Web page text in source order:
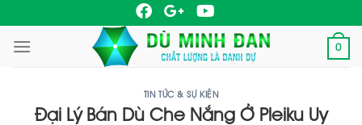
to
content
0
TIN TỨC & SỰ KIỆN
Đại Lý Bán Dù Che Nắng Ở Pleiku Uy